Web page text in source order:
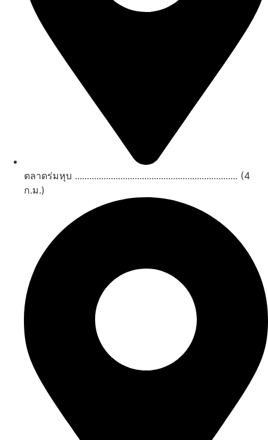
ตลาดร่มหุบ .................................................................... (4
ก.ม.)